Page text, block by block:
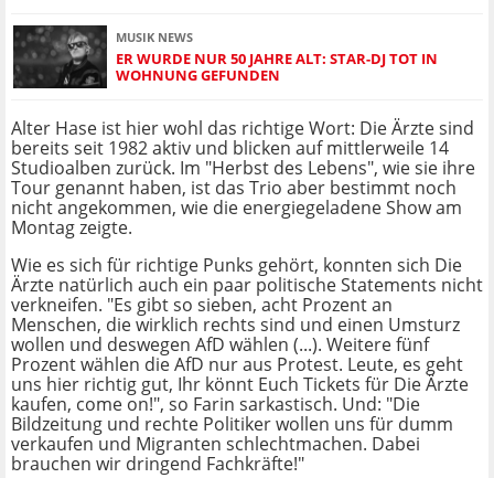
MUSIK NEWS
ER WURDE NUR 50 JAHRE ALT: STAR-DJ TOT IN
WOHNUNG GEFUNDEN
Alter Hase ist hier wohl das richtige Wort: Die Ärzte sind
bereits seit 1982 aktiv und blicken auf mittlerweile 14
Studioalben zurück. Im "Herbst des Lebens", wie sie ihre
Tour genannt haben, ist das Trio aber bestimmt noch
nicht angekommen, wie die energiegeladene Show am
Montag zeigte.
Wie es sich für richtige Punks gehört, konnten sich Die
Ärzte natürlich auch ein paar politische Statements nicht
verkneifen. "Es gibt so sieben, acht Prozent an
Menschen, die wirklich rechts sind und einen Umsturz
wollen und deswegen AfD wählen (...). Weitere fünf
Prozent wählen die AfD nur aus Protest. Leute, es geht
uns hier richtig gut, Ihr könnt Euch Tickets für Die Ärzte
kaufen, come on!", so Farin sarkastisch. Und: "Die
Bildzeitung und rechte Politiker wollen uns für dumm
verkaufen und Migranten schlechtmachen. Dabei
brauchen wir dringend Fachkräfte!"